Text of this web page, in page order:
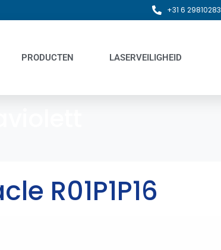
+31 6 29810283
PRODUCTEN LASERVEILIGHEID
R01P1P16